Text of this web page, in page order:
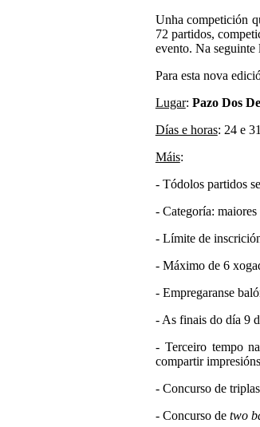
Unha competición
72 partidos,
evento. Na seguinte
Para esta nova
Lugar: Pazo Dos
Días e horas: 24 e
Máis:
- Tódolos partidos
- Categoría:
- Límite de
- Máximo de 6
- Empregaranse
- As finais do día 9
- Terceiro tempo
compartir
- Concurso de
- Concurso de two